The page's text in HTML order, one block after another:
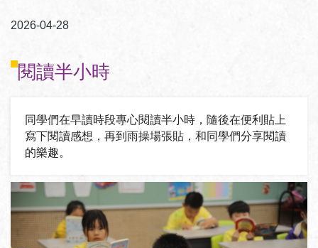
2026-04-28
閱讀半小時
同學們在早讀時段專心閱讀半小時，隨後在便利貼上
寫下閱讀感想，再到雨操場張貼，和同學們分享閱讀
的樂趣。